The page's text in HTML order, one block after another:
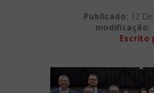
Publicado: 12
modificação:
Escrito